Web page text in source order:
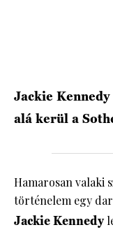
Jackie
alá kerül a
Hamarosan valaki
történelem egy
Jackie Kennedy